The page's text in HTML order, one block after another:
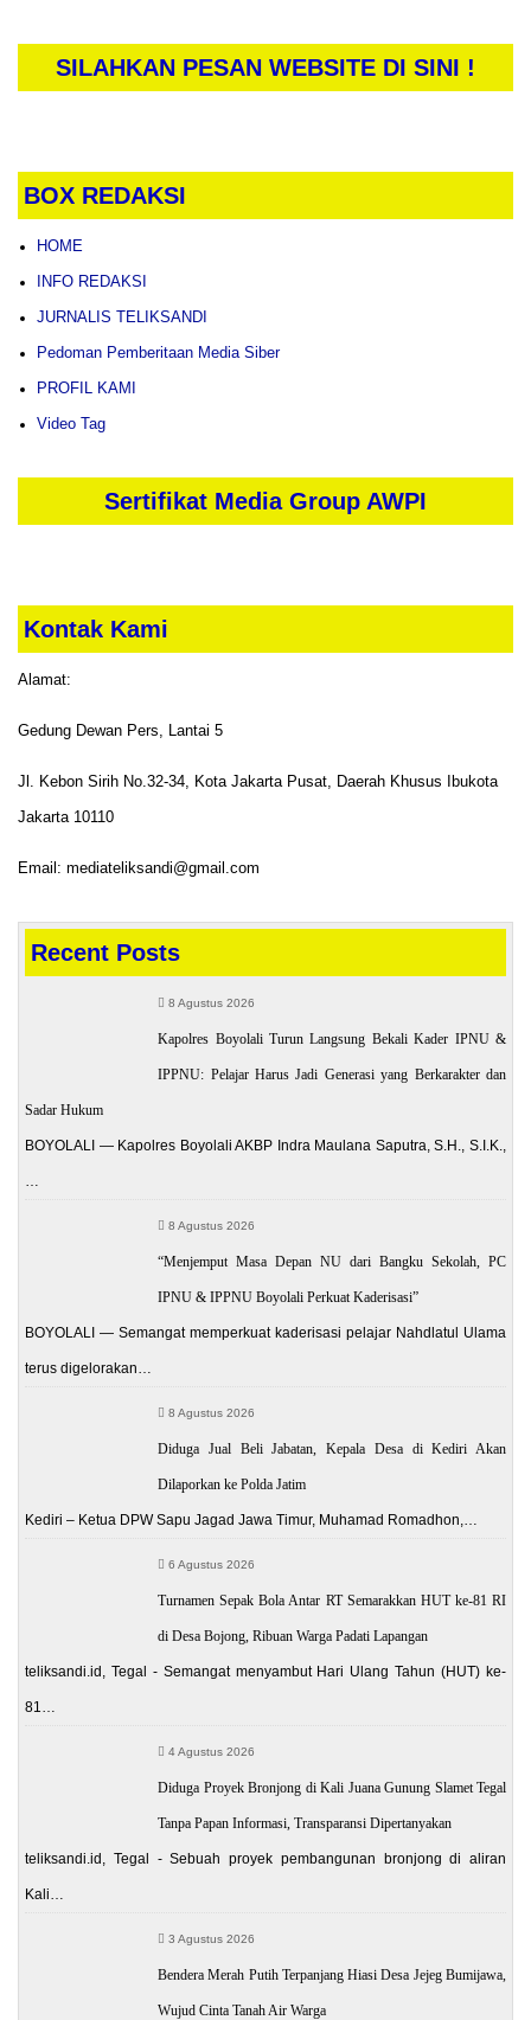
SILAHKAN PESAN WEBSITE DI SINI !
BOX REDAKSI
HOME
INFO REDAKSI
JURNALIS TELIKSANDI
Pedoman Pemberitaan Media Siber
PROFIL KAMI
Video Tag
Sertifikat Media Group AWPI
Kontak Kami
Alamat:
Gedung Dewan Pers, Lantai 5
Jl. Kebon Sirih No.32-34, Kota Jakarta Pusat, Daerah Khusus Ibukota
Jakarta 10110
Email: mediateliksandi@gmail.com
Recent Posts
8 Agustus 2026
Kapolres Boyolali Turun Langsung Bekali Kader IPNU &
IPPNU: Pelajar Harus Jadi Generasi yang Berkarakter dan
Sadar Hukum
BOYOLALI — Kapolres Boyolali AKBP Indra Maulana Saputra, S.H., S.I.K.,
8 Agustus 2026
“Menjemput Masa Depan NU dari Bangku Sekolah, PC
IPNU & IPPNU Boyolali Perkuat Kaderisasi”
BOYOLALI — Semangat memperkuat kaderisasi pelajar Nahdlatul Ulama
terus digelorakan…
8 Agustus 2026
Diduga Jual Beli Jabatan, Kepala Desa di Kediri Akan
Dilaporkan ke Polda Jatim
Kediri – Ketua DPW Sapu Jagad Jawa Timur, Muhamad Romadhon,…
6 Agustus 2026
Turnamen Sepak Bola Antar RT Semarakkan HUT ke-81 RI
di Desa Bojong, Ribuan Warga Padati Lapangan
teliksandi.id, Tegal - Semangat menyambut Hari Ulang Tahun (HUT) ke-
81…
4 Agustus 2026
Diduga Proyek Bronjong di Kali Juana Gunung Slamet Tegal
Tanpa Papan Informasi, Transparansi Dipertanyakan
teliksandi.id, Tegal - Sebuah proyek pembangunan bronjong di aliran
Kali…
3 Agustus 2026
Bendera Merah Putih Terpanjang Hiasi Desa Jejeg Bumijawa,
Wujud Cinta Tanah Air Warga